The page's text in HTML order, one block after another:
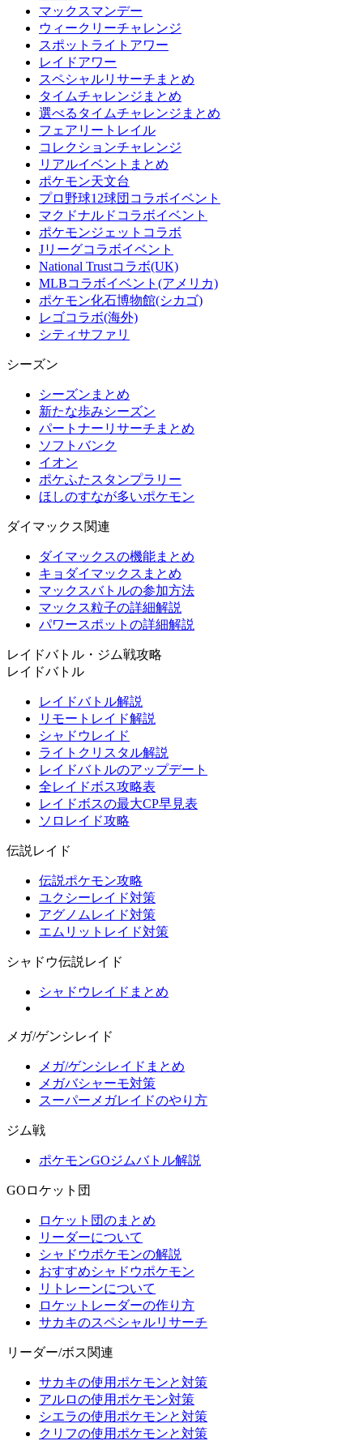
マックスマンデー
ウィークリーチャレンジ
スポットライトアワー
レイドアワー
スペシャルリサーチまとめ
タイムチャレンジまとめ
選べるタイムチャレンジまとめ
フェアリートレイル
コレクションチャレンジ
リアルイベントまとめ
ポケモン天文台
プロ野球12球団コラボイベント
マクドナルドコラボイベント
ポケモンジェットコラボ
Jリーグコラボイベント
National Trustコラボ(UK)
MLBコラボイベント(アメリカ)
ポケモン化石博物館(シカゴ)
レゴコラボ(海外)
シティサファリ
シーズン
シーズンまとめ
新たな歩みシーズン
パートナーリサーチまとめ
ソフトバンク
イオン
ポケふたスタンプラリー
ほしのすなが多いポケモン
ダイマックス関連
ダイマックスの機能まとめ
キョダイマックスまとめ
マックスバトルの参加方法
マックス粒子の詳細解説
パワースポットの詳細解説
レイドバトル・ジム戦攻略
レイドバトル
レイドバトル解説
リモートレイド解説
シャドウレイド
ライトクリスタル解説
レイドバトルのアップデート
全レイドボス攻略表
レイドボスの最大CP早見表
ソロレイド攻略
伝説レイド
伝説ポケモン攻略
ユクシーレイド対策
アグノムレイド対策
エムリットレイド対策
シャドウ伝説レイド
シャドウレイドまとめ
メガ/ゲンシレイド
メガ/ゲンシレイドまとめ
メガバシャーモ対策
スーパーメガレイドのやり方
ジム戦
ポケモンGOジムバトル解説
GOロケット団
ロケット団のまとめ
リーダーについて
シャドウポケモンの解説
おすすめシャドウポケモン
リトレーンについて
ロケットレーダーの作り方
サカキのスペシャルリサーチ
リーダー/ボス関連
サカキの使用ポケモンと対策
アルロの使用ポケモン対策
シエラの使用ポケモンと対策
クリフの使用ポケモンと対策